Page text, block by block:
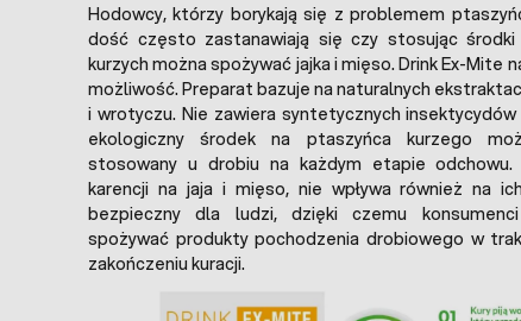
Hodowcy, którzy borykają się z problemem
dość często zastanawiają się czy stosując
kurzych można spożywać jajka i mięso. Drink Ex-Mite
możliwość. Preparat bazuje na naturalnych
i wrotyczu. Nie zawiera syntetycznych insektycydów
ekologiczny środek na ptaszyńca kurzego
stosowany u drobiu na każdym etapie odchowu.
karencji na jaja i mięso, nie wpływa również na
bezpieczny dla ludzi, dzięki czemu
spożywać produkty pochodzenia drobiowego w
zakończeniu kuracji.